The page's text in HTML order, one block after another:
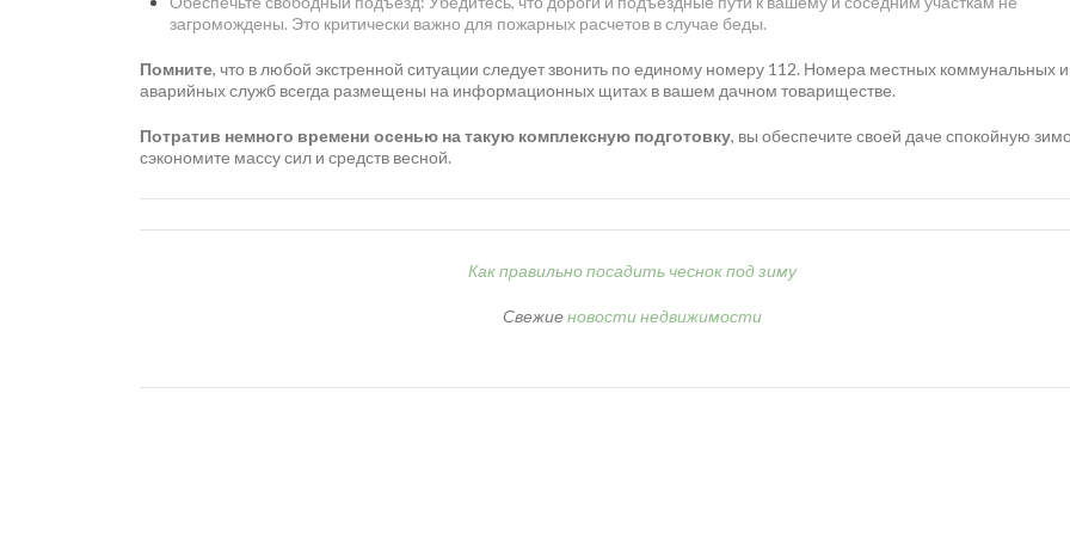
загромождены. Это критически важно для пожарных расчетов в случае беды.
Помните, что в любой экстренной ситуации следует звонить по единому номеру 112. Номера местных коммунальных и
аварийных служб всегда размещены на информационных щитах в вашем дачном товариществе.
Потратив немного времени осенью на такую комплексную подготовку, вы обеспечите своей даче спокойную
сэкономите массу сил и средств весной.
Как правильно посадить чеснок под зиму
Свежиеновости недвижимости